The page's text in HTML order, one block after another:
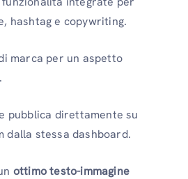
hashtag e copywriting.
marca per un aspetto
pubblica direttamente su
dalla stessa dashboard.
ottimo testo-immagine